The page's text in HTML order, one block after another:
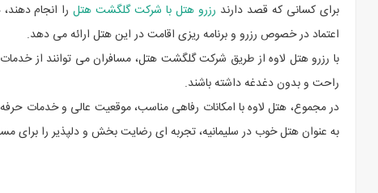
برای کسانی که قصد دارند رزرو هتل با شرکت گلگشت هتلرا انجام
اعتماد در خصوص رزرو و برنامه ریزی اقامت در این هتل ارائه می دهد.
با رزرو هتل لاوه از طریق شرکت گلگشت هتل، مسافران می توانند از
راحت و بدون دغدغه داشته باشند.
در مجموع، هتل لاوه با امکانات رفاهی مناسب، موقعیت عالی و خدمات
به عنوان هتل خوب در سلیمانیه، تجربه ای رضایت بخش و دلپذیر را برای